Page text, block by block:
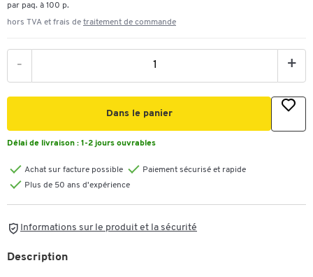
par paq. à 100 p.
hors TVA et frais de traitement de commande
- +
Dans le panier
Délai de livraison : 1-2 jours ouvrables
Achat sur facture possible
Paiement sécurisé et rapide
Plus de 50 ans d'expérience
Informations sur le produit et la sécurité
Description